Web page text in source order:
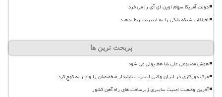
دولت آمریکا سهام اوپن ای آی را می خرد
اختلالات شبکه بانکی را به اینترنت ربط ندهید
پربحث ترین ها
هوش مصنوعی علی بابا هم پولی می شود
مرگ دورکاری در ایران وقتی اینترنت ناپایدار متخصصان را وادار به کوچ کرد
آخرین وضعیت امنیت سایبری زیرساخت های راه آهن کشور